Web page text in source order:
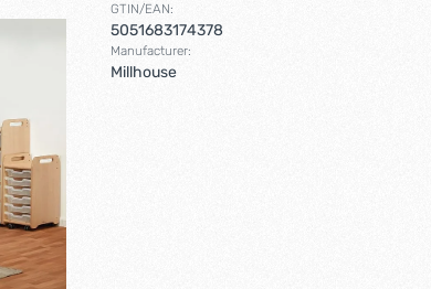
GTIN/EAN:
5051683174378
Manufacturer:
Millhouse